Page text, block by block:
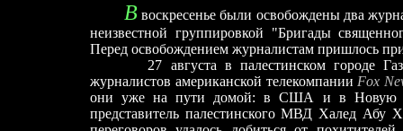
В воскресенье были освобождены два
неизвестной группировкой "Бригады
Перед освобождением журналистам пришлось
27 августа в палестинском городе Газа
журналистов американской телекомпании Fox
они уже на пути домой: в США и в Новую
представитель палестинского МВД Халед Абу